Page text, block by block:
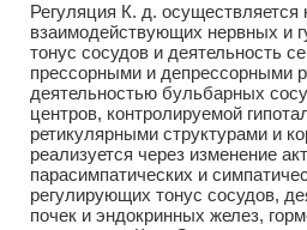
Регуляция К. д.
взаимодействующих нервных и
тонус сосудов и деятельность
прессорными и депрессорными
деятельностью бульбарных
центров, контролируемой
ретикулярными структурами и
реализуется через изменение
парасимпатических и
регулирующих тонус сосудов,
почек и эндокринных желез,